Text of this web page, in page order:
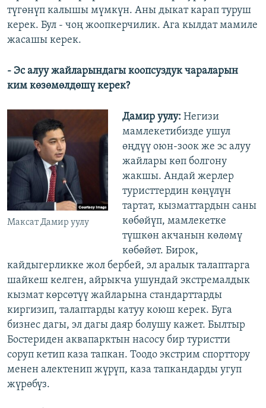
түгөнүп калышы мүмкүн. Аны дыкат карап туруш
керек. Бул - чоң жоопкерчилик. Ага кылдат мамиле
жасашы керек.
- Эс алуу жайларындагы коопсуздук чараларын
ким көзөмөлдөшү керек?
Максат Дамир уулу
Дамир уулу: Негизи
мамлекетибизде ушул
өңдүү оюн-зоок же эс алуу
жайлары көп болгону
жакшы. Андай жерлер
туристтердин көңүлүн
тартат, кызматтардын саны
көбөйүп, мамлекетке
түшкөн акчанын көлөмү
көбөйөт. Бирок,
кайдыгерликке жол бербей, эл аралык талаптарга
шайкеш келген, айрыкча ушундай экстремалдык
кызмат көрсөтүү жайларына стандарттарды
киргизип, талаптарды катуу коюш керек. Буга
бизнес дагы, эл дагы даяр болушу кажет. Былтыр
Бостериден аквапарктын насосу бир туристти
соруп кетип каза тапкан. Тоодо экстрим спорттору
менен алектенип жүрүп, каза тапкандарды угуп
жүрөбүз.